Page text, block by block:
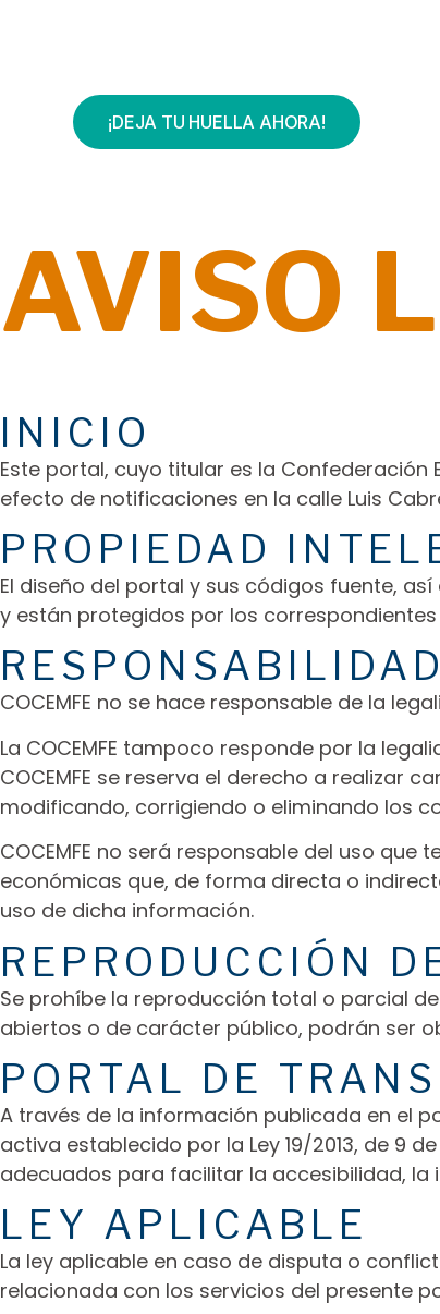
¡DEJA TU HUELLA AHORA!
AVISO
INICIO
Este portal, cuyo titular es la Confederación
efecto de notificaciones en la calle Luis
PROPIEDAD
El diseño del portal y sus códigos fuente,
y están protegidos por los
COCEMFE no se hace responsable de la
La COCEMFE tampoco responde por la
COCEMFE se reserva el derecho a realizar
modificando, corrigiendo o eliminando los
COCEMFE no será responsable del uso
económicas que, de forma directa o
uso de dicha información.
REPRODUCCIÓN
Se prohíbe la reproducción total o parcial
abiertos o de carácter público, podrán ser
PORTAL DE
A través de la información publicada en el
activa establecido por la Ley 19/2013, de 9
adecuados para facilitar la accesibilidad, la
LEY APLICABLE
La ley aplicable en caso de disputa o
relacionada con los servicios del presente